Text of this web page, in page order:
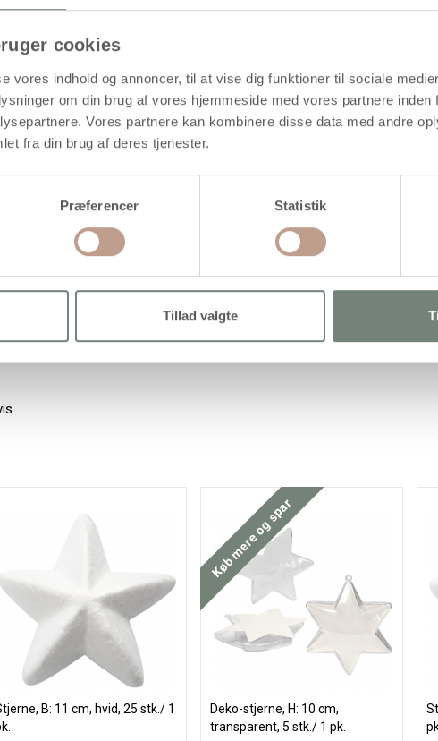
cookies
vores indhold og annoncer, til at vise dig funktioner til sociale
om din brug af vores hjemmeside med vores partnere inden
Vores partnere kan kombinere disse data med andre
fra din brug af deres tjenester.
Præferencer Statistik
Tillad valgte
B: 11 cm, hvid, 25 stk./ 1
Køb mere og spar
Deko-stjerne, H: 10 cm,
transparent, 5 stk./ 1 pk.